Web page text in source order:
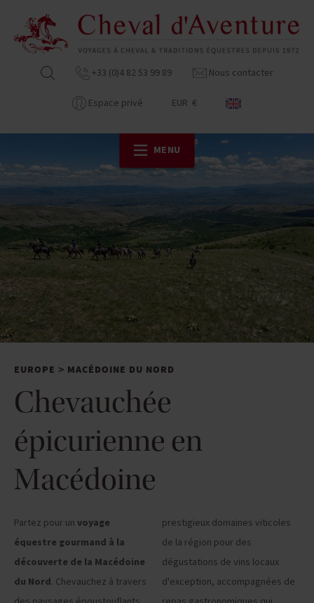
+33 (0)4 82 53 99 89 Nous contacter
Espace privé EUR €
MENU
EUROPE > MACÉDOINE DU NORD
Chevauchée
épicurienne en
Macédoine
Partez pour un voyage
équestre gourmand à la
découverte de la Macédoine
du Nord. Chevauchez à travers
prestigieux domaines viticoles
de la région pour des
dégustations de vins locaux
d'exception, accompagnées de